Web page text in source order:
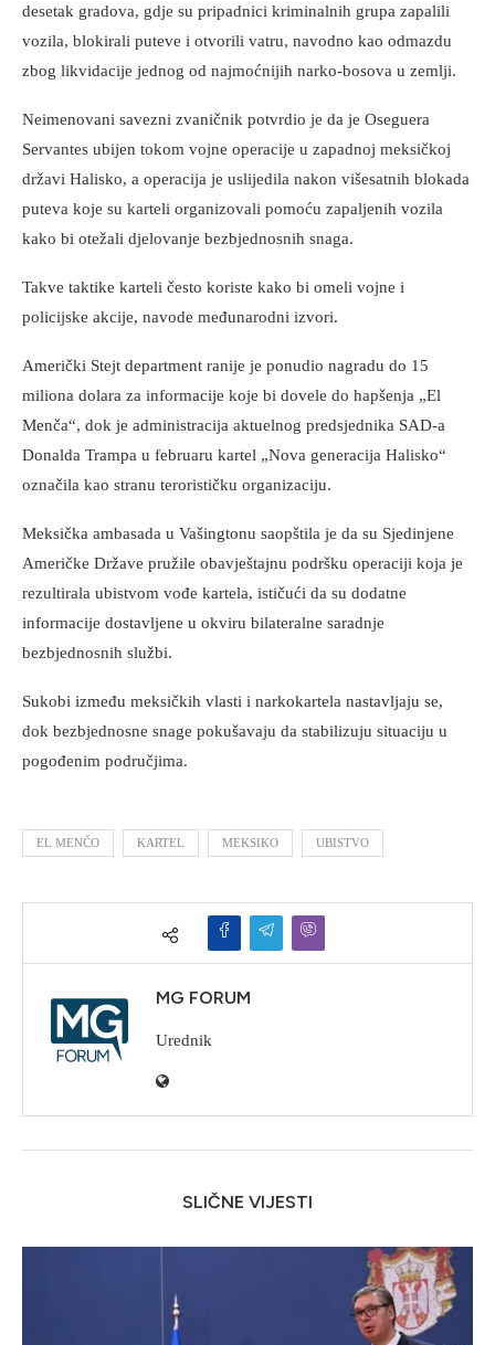
desetak gradova, gdje su pripadnici kriminalnih grupa zapalili
vozila, blokirali puteve i otvorili vatru, navodno kao odmazdu
zbog likvidacije jednog od najmoćnijih narko-bosova u zemlji.
Neimenovani savezni zvaničnik potvrdio je da je Oseguera
Servantes ubijen tokom vojne operacije u zapadnoj meksičkoj
državi Halisko, a operacija je uslijedila nakon višesatnih blokada
puteva koje su karteli organizovali pomoću zapaljenih vozila
kako bi otežali djelovanje bezbjednosnih snaga.
Takve taktike karteli često koriste kako bi omeli vojne i
policijske akcije, navode međunarodni izvori.
Američki Stejt department ranije je ponudio nagradu do 15
miliona dolara za informacije koje bi dovele do hapšenja „El
Menča“, dok je administracija aktuelnog predsjednika SAD-a
Donalda Trampa u februaru kartel „Nova generacija Halisko“
označila kao stranu terorističku organizaciju.
Meksička ambasada u Vašingtonu saopštila je da su Sjedinjene
Američke Države pružile obavještajnu podršku operaciji koja je
rezultirala ubistvom vođe kartela, ističući da su dodatne
informacije dostavljene u okviru bilateralne saradnje
bezbjednosnih službi.
Sukobi između meksičkih vlasti i narkokartela nastavljaju se,
dok bezbjednosne snage pokušavaju da stabilizuju situaciju u
pogođenim područjima.
EL MENČO KARTEL MEKSIKO UBISTVO
MG FORUM
Urednik
SLIČNE VIJESTI